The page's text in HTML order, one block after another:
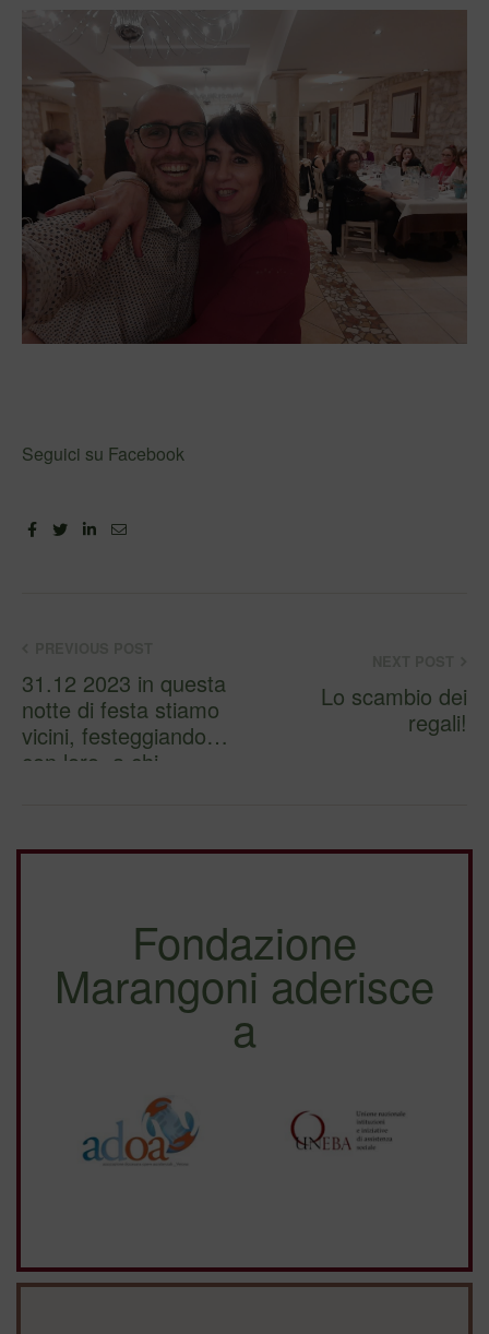
Seguici su Facebook
FacebookTwitterLinkedin
Email
31.12 2023 in questa
notte di festa stiamo
vicini, festeggiando
con loro, a chi …
Lo scambio dei
regali!
Fondazione
Marangoni aderisce
a